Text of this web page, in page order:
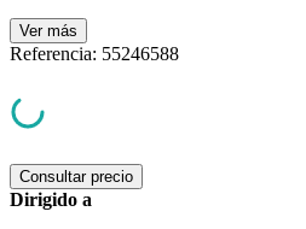
Ver más
Referencia: 55246588
Consultar precio
Dirigido a